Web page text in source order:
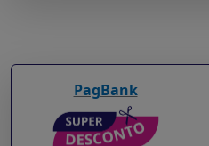
PagBank